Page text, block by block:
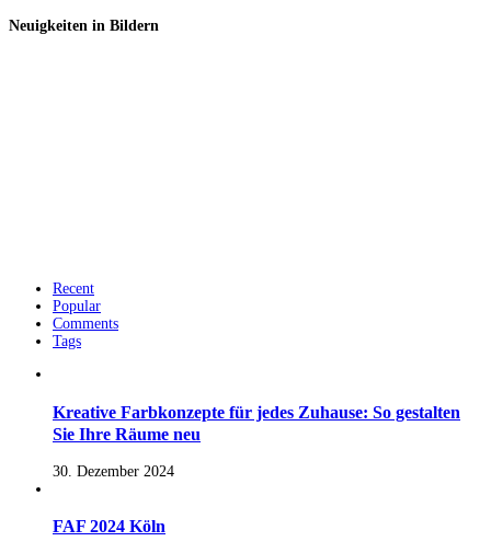
Neuigkeiten in Bildern
Recent
Popular
Comments
Tags
Kreative Farbkonzepte für jedes Zuhause: So gestalten
Sie Ihre Räume neu
30. Dezember 2024
FAF 2024 Köln